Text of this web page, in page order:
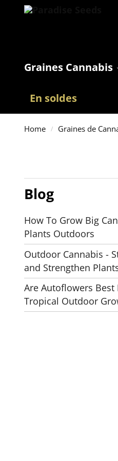
Graines Cannabis
En soldes
Home / Graines de
Blog
How To Grow Big
Plants Outdoors
Outdoor Cannabis -
and Strengthen
Are Autoflowers Best
Tropical Outdoor